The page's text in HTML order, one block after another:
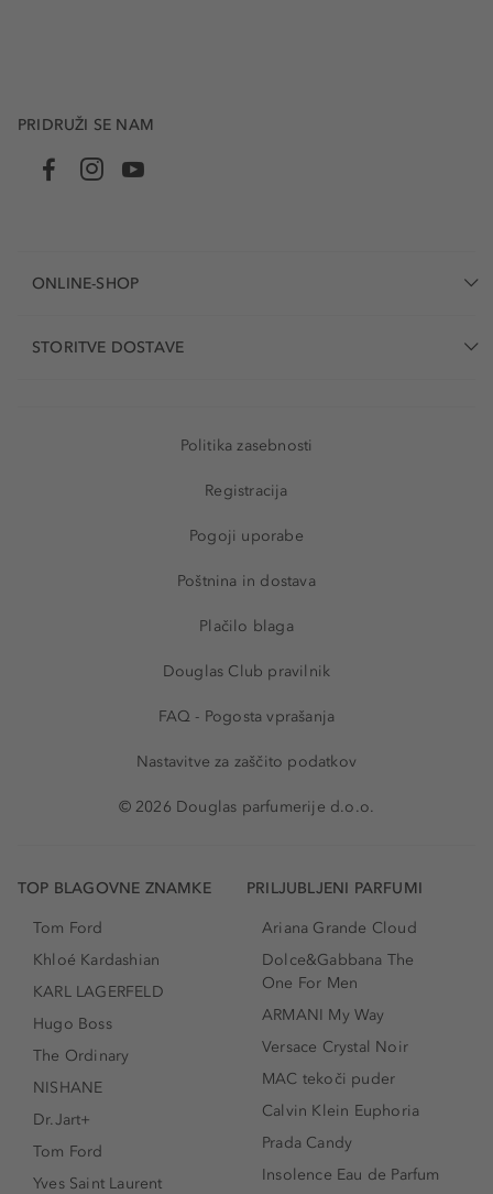
PRIDRUŽI SE NAM
ONLINE-SHOP
STORITVE DOSTAVE
Politika zasebnosti
Registracija
Pogoji uporabe
Poštnina in dostava
Plačilo blaga
Douglas Club pravilnik
FAQ - Pogosta vprašanja
Nastavitve za zaščito podatkov
© 2026 Douglas parfumerije d.o.o.
TOP BLAGOVNE ZNAMKE
Tom Ford
Khloé Kardashian
KARL LAGERFELD
Hugo Boss
The Ordinary
NISHANE
Dr.Jart+
Tom Ford
Yves Saint Laurent
PRILJUBLJENI PARFUMI
Ariana Grande Cloud
Dolce&Gabbana The
One For Men
ARMANI My Way
Versace Crystal Noir
MAC tekoči puder
Calvin Klein Euphoria
Prada Candy
Insolence Eau de Parfum